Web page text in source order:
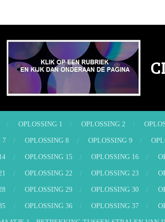
OPLOSSING 1 OPLOSSING 2
7 OPLOSSING 8 OPLOSSING 9
OPLOSSING 15 OPLOSSING 16
OPLOSSING 22 OPLOSSING 23
OPLOSSING 29 OPLOSSING 30
OPLOSSING 36 OPLOSSING 37